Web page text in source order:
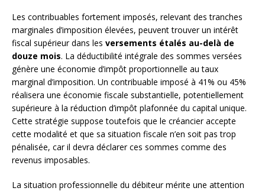
Les contribuables fortement imposés, relevant des tranches
marginales d’imposition élevées, peuvent trouver un intérêt
fiscal supérieur dans les versements étalés au-delà de
douze mois. La déductibilité intégrale des sommes versées
génère une économie d’impôt proportionnelle au taux
marginal d’imposition. Un contribuable imposé à 41% ou 45%
réalisera une économie fiscale substantielle, potentiellement
supérieure à la réduction d’impôt plafonnée du capital unique.
Cette stratégie suppose toutefois que le créancier accepte
cette modalité et que sa situation fiscale n’en soit pas trop
pénalisée, car il devra déclarer ces sommes comme des
revenus imposables.
La situation professionnelle du débiteur mérite une attention